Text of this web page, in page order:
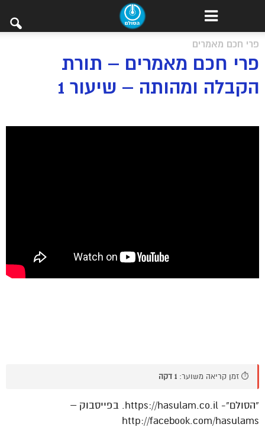
פרי חכם מאמרים
פרי חכם מאמרים – תורת
הקבלה ומהותה – שיעור 1
⏱️ זמן קריאה משוער: 1 דקה
“הסולם”- https://hasulam.co.il. בפייסבוק –
http://facebook.com/hasulams